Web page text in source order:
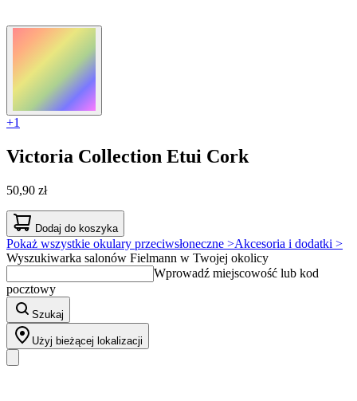
+1
Victoria Collection Etui Cork
50,90 zł
Dodaj do koszyka
Pokaż wszystkie okulary przeciwsłoneczne >Akcesoria i dodatki >
Wyszukiwarka salonów Fielmann w Twojej okolicy
Wprowadź miejscowość lub kod
pocztowy
Szukaj
Użyj bieżącej lokalizacji